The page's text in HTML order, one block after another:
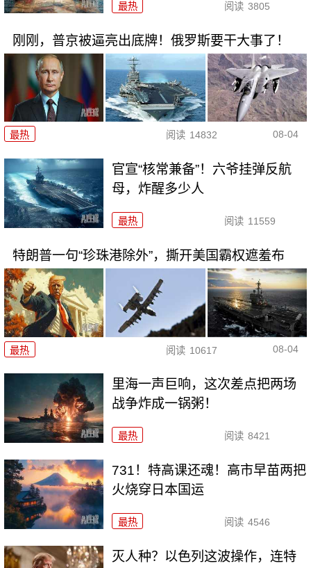
最热 阅读 3805
刚刚，普京被逼亮出底牌！俄罗斯要干大事了！
最热 阅读 14832 08-04
官宣“核常兼备”！六爷挂弹反航
母，炸醒多少人
最热 阅读 11559
特朗普一句“珍珠港除外”，撕开美国霸权遮羞布
最热 阅读 10617 08-04
里海一声巨响，这次差点把两场
战争炸成一锅粥！
最热 阅读 8421
731！特高课还魂！高市早苗两把
火烧穿日本国运
最热 阅读 4546
灭人种？以色列这波操作，连特